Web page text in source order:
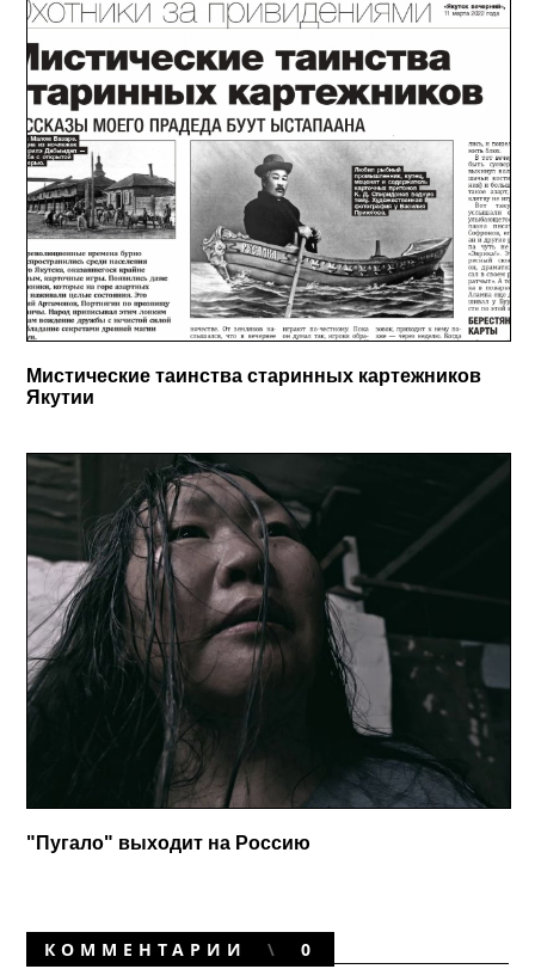
Мистические таинства старинных картежников
Якутии
"Пугало" выходит на Россию
КОММЕНТАРИИ 0